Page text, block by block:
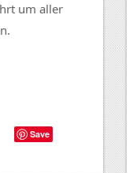
um aller
Save